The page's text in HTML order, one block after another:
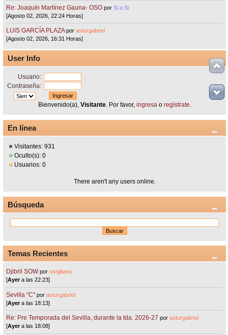
Re: Joaquín Martínez Gauna- OSO porSi o Si
[Agosto 02, 2026, 22:24 Horas]
LUIS GARCÍA PLAZA porasturgabriel
[Agosto 02, 2026, 16:31 Horas]
User Info
Usuario:
Contraseña:
Bienvenido(a), Visitante. Por favor, ingresao regístrate.
En línea
Visitantes: 931
Oculto(s): 0
Usuarios: 0
There aren't any users online.
Búsqueda
Temas Recientes
Djibril SOW porsivigliano
[Ayera las 22:23]
Sevilla "C"porasturgabriel
[Ayera las 18:13]
Re: Pre Temporada del Sevilla, durante la tda. 2026-27 porasturgabriel
[Ayera las 18:08]